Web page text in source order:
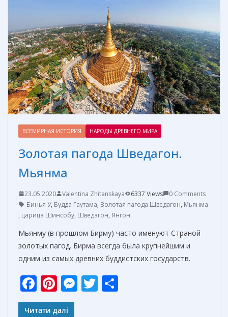
ВСЕМИРНАЯ ИСТОРИЯ НАРОДЫ ДРЕВНЕГО МИРА
Золотая пагода Шведагон.
Мьянма
23.05.2020 Valentina Zhitanskaya 6337 Views
0 Comments
Бинья У, Будда Гаутама, Золотая пагода Шведагон, Мьянма
, царица Шинсобу, Шведагон, Янгон
Мьянму (в прошлом Бирму) часто именуют Страной
золотых пагод. Бирма всегда была крупнейшим и
одним из самых древних буддистских государств.
F
ac
Pi
nt
M T
Читати далі